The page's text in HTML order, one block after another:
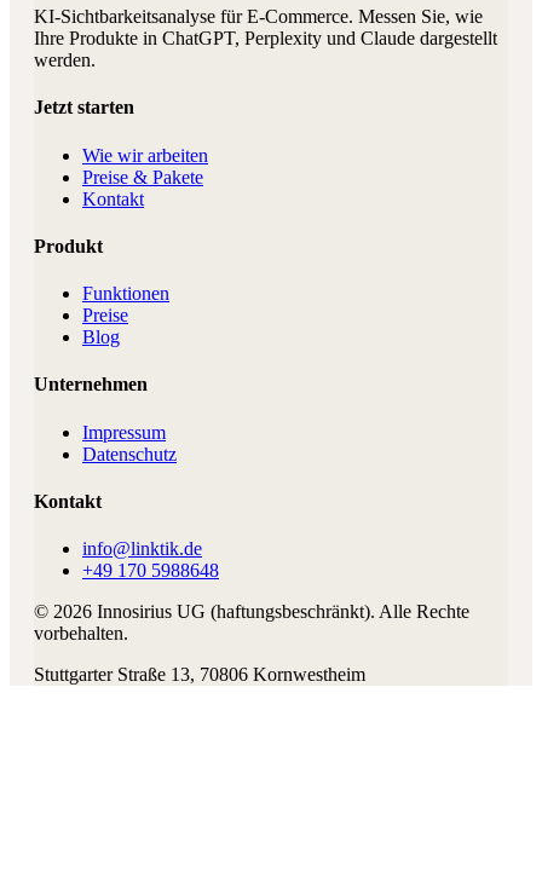
KI-Sichtbarkeitsanalyse für E-Commerce. Messen Sie, wie
Ihre Produkte in ChatGPT, Perplexity und Claude dargestellt
werden.
Jetzt starten
Wie wir arbeiten
Preise & Pakete
Kontakt
Produkt
Funktionen
Preise
Blog
Unternehmen
Impressum
Datenschutz
Kontakt
info@linktik.de
+49 170 5988648
© 2026 Innosirius UG (haftungsbeschränkt). Alle Rechte
vorbehalten.
Stuttgarter Straße 13, 70806 Kornwestheim